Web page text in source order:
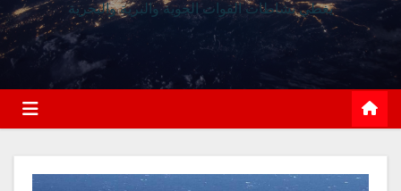
يغطي نشاطات القوات الجوية والبرية والبحرية